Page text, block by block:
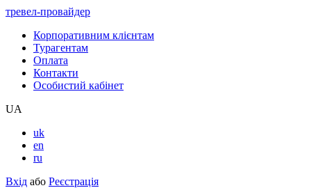
тревел-провайдер
Корпоративним клієнтам
Турагентам
Оплата
Контакти
Особистий кабінет
UA
uk
en
ru
Вхід або Реєстрація